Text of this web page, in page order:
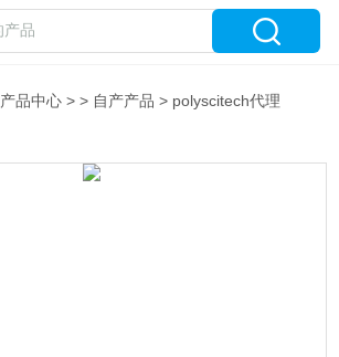
产品中心 > > 自产产品 > polyscitech代理